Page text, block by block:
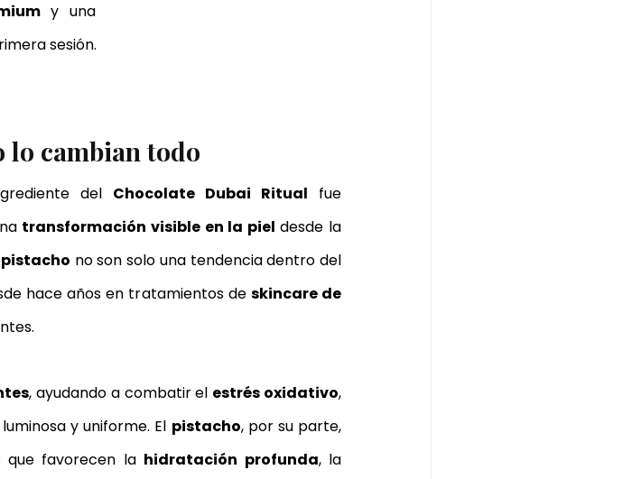
sesión.
lo cambian todo
del Chocolate Dubai Ritual fue
transformación visible en la piel desde la
pistacho no son solo una tendencia dentro del
hace años en tratamientos de skincare de
, ayudando a combatir el estrés oxidativo,
y uniforme. El pistacho, por su parte,
que favorecen la hidratación profunda, la